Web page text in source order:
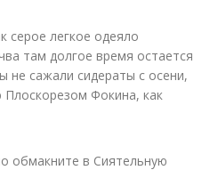
серое легкое одеяло
там долгое время остается
не сажали сидераты с осени,
Фокина, как
обмакните в Сиятельную